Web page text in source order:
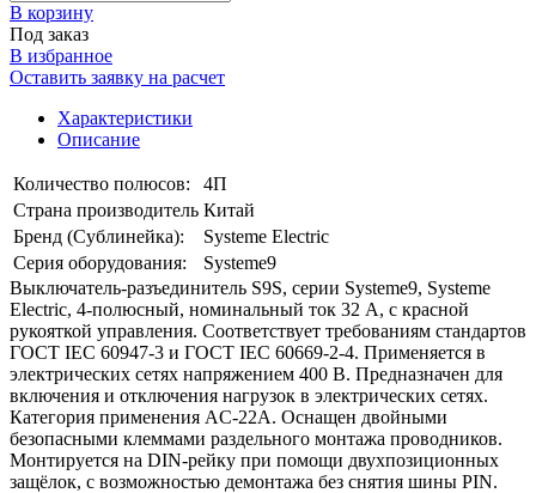
В корзинy
Под заказ
В избранное
Оставить заявку на расчет
Характеристики
Описание
Количество полюсов:
4П
Страна производитель Китай
Бренд (Сублинейка):
Systeme Electric
Серия оборудования:
Systeme9
Выключатель-разъединитель S9S, серии Systeme9, Systeme
Electric, 4-полюсный, номинальный ток 32 А, с красной
рукояткой управления. Соответствует требованиям стандартов
ГОСТ IEC 60947-3 и ГОСТ IEC 60669-2-4. Применяется в
электрических сетях напряжением 400 В. Предназначен для
включения и отключения нагрузок в электрических сетях.
Категория применения AC-22A. Оснащен двойными
безопасными клеммами раздельного монтажа проводников.
Монтируется на DIN-рейку при помощи двухпозиционных
защёлок, с возможностью демонтажа без снятия шины PIN.